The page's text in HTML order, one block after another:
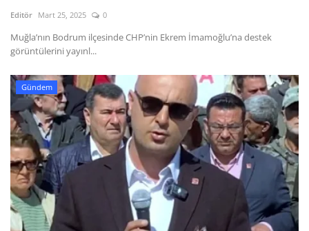
Kültür Sanat Tarih
Sağlık
Ekonomi
Gündem
Dünya
Editör Mart 25, 2025 0
Muğla’nın Bodrum ilçesinde CHP’nin Ekrem İmamoğlu’na destek
görüntülerini yayınl...
Gündem